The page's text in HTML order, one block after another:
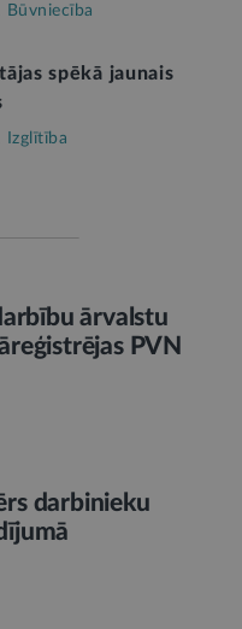
Būvniecība
spēkā jaunais
Izglītība
ārvalstu
PVN
darbinieku